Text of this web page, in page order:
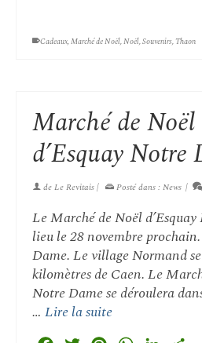
Cadeaux,Marché de Noël,Noël,Souvenirs,Thaon
Marché de Noël
d’Esquay Notre
deLe Revitais| Posté dans : News |
Le Marché de Noël
lieu le 28 novembre
Dame. Le village Normand
kilomètres de Caen. Le
Notre Dame se déroulera
… Lire la suite